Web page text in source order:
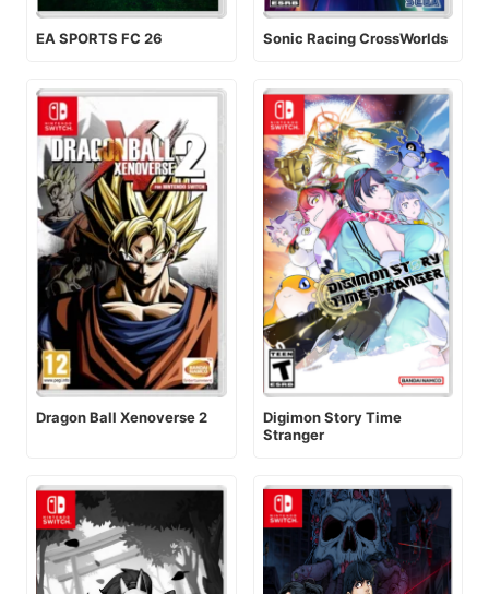
EA SPORTS FC 26 Sonic Racing CrossWorlds
Dragon Ball Xenoverse 2
Digimon Story Time
Stranger